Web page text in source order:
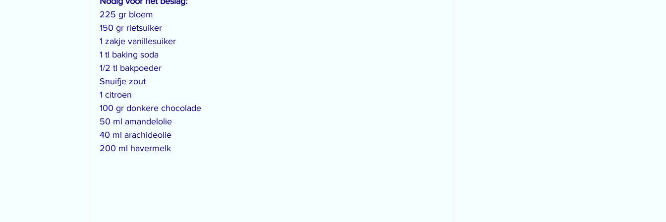
225 gr bloem
150 gr rietsuiker
1 zakje vanillesuiker
1 tl baking soda
1/2 tl bakpoeder
Snuifje zout
1 citroen
100 gr donkere chocolade
50 ml amandelolie
40 ml arachideolie
200 ml havermelk